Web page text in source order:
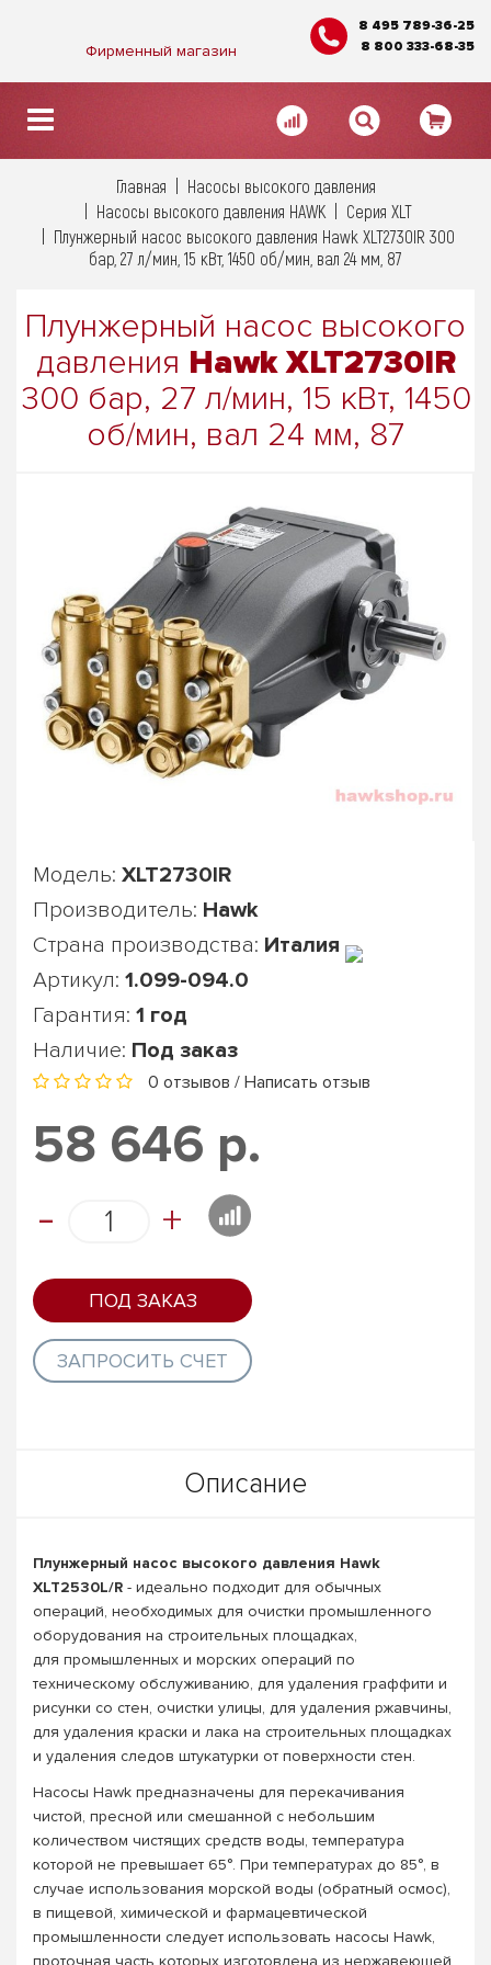
Фирменный магазин
8 495 789-36-25
8 800 333-68-35
Главная
Насосы высокого давления
Насосы высокого давления HAWK
Серия XLT
Плунжерный насос высокого давления Hawk XLT2730IR 300
бар, 27 л/мин, 15 кВт, 1450 об/мин, вал 24 мм, 87
Плунжерный насос высокого
давления Hawk XLT2730IR
300 бар, 27 л/мин, 15 кВт, 1450
об/мин, вал 24 мм, 87
Модель: XLT2730IR
Производитель: Hawk
Страна производства: Италия
Артикул: 1.099-094.0
Гарантия: 1 год
Наличие: Под заказ
0 отзывов / Написать отзыв
58 646 р.
- +
ПОД ЗАКАЗ
ЗАПРОСИТЬ СЧЕТ
Описание
Плунжерный насос высокого давления Hawk
XLT2530L/R - идеально подходит для обычных
операций, необходимых для очистки промышленного
оборудования на строительных площадках,
для промышленных и морских операций по
техническому обслуживанию, для удаления граффити и
рисунки со стен, очистки улицы, для удаления ржавчины,
для удаления краски и лака на строительных площадках
и удаления следов штукатурки от поверхности стен.
Насосы Hawk предназначены для перекачивания
чистой, пресной или смешанной с небольшим
количеством чистящих средств воды, температура
которой не превышает 65°. При температурах до 85°, в
случае использования морской воды (обратный осмос),
в пищевой, химической и фармацевтической
промышленности следует использовать насосы Hawk,
проточная часть которых изготовлена из нержавеющей